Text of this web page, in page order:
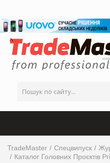
TradeMaster Спецвипуск
Каталог Головних Проєктів